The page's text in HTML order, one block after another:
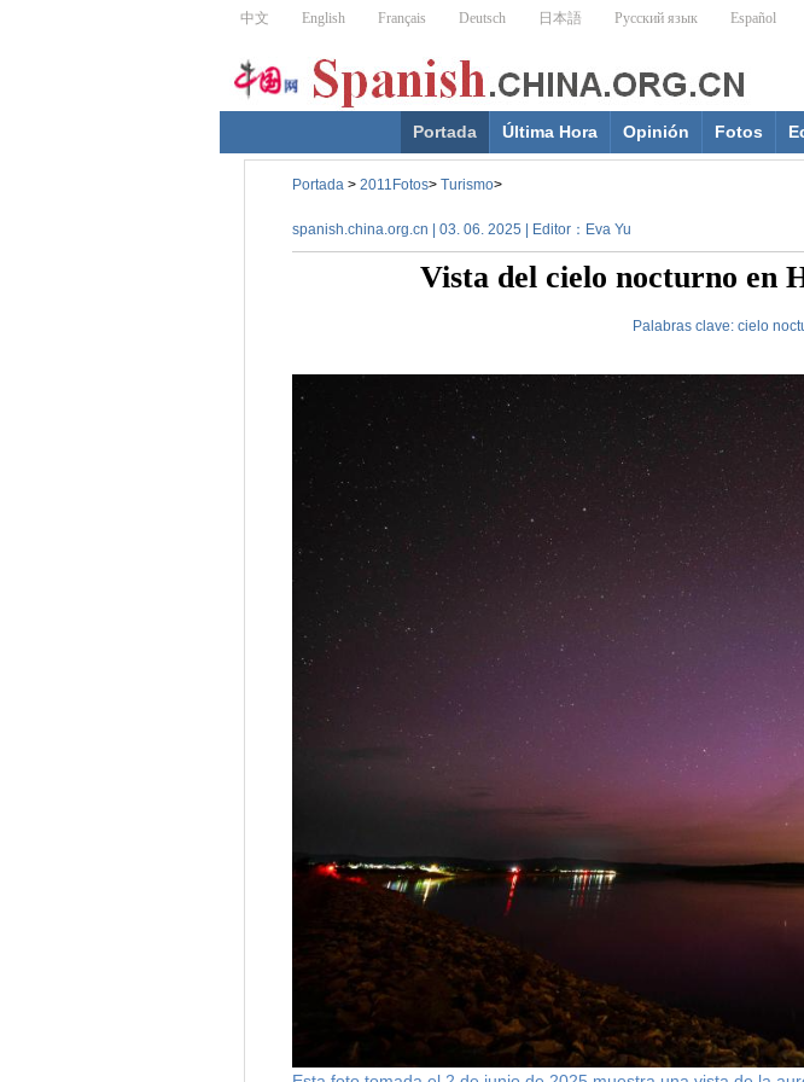
Portada Última Hora Opinión Fotos
Portada > 2011Fotos> Turismo>
spanish.china.org.cn | 03. 06. 2025 | Editor：Eva Yu
Vista del cielo nocturno en
Palabras clave: cielo